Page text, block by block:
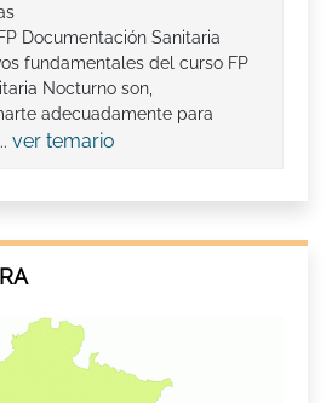
Documentación Sanitaria
fundamentales del curso FP
Nocturno son,
adecuadamente para
ver temario